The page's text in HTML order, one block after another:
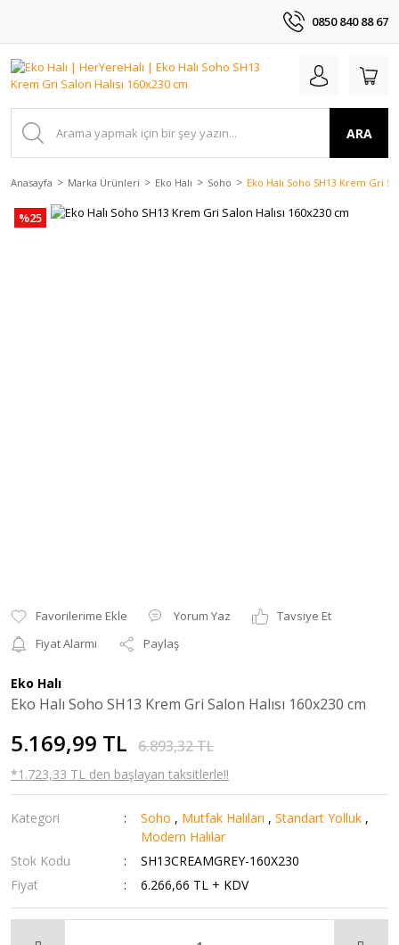
0850 840 88 67
ARA
Anasayfa Marka Ürünleri Eko Halı Soho Eko Halı Soho SH13 Krem Gri
%25
Yorum Yaz
Tavsiye Et
Fiyat Alarmı
Paylaş
Eko Halı
Eko Halı Soho SH13 Krem Gri Salon Halısı 160x230 cm
5.169,99 TL 6.893,32 TL
*1.723,33 TL den başlayan taksitlerle!!
Kategori Soho , Mutfak Halıları ,Standart Yolluk ,
Modern Halılar
Stok Kodu
SH13CREAMGREY-160X230
Fiyat
6.266,66 TL + KDV